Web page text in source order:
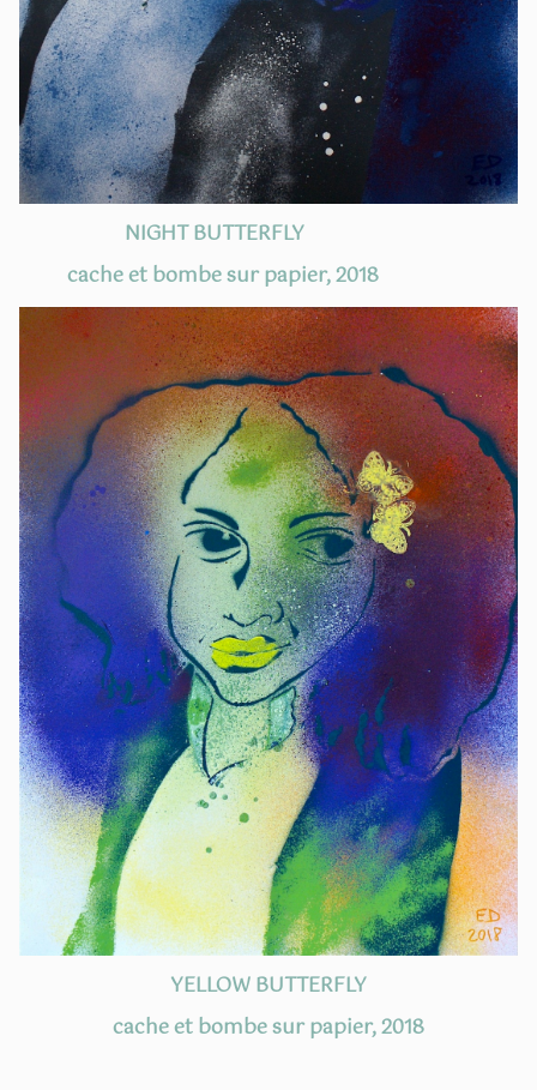
NIGHT BUTTERFLY
cache et bombe sur papier, 2018
YELLOW BUTTERFLY
cache et bombe sur papier, 2018